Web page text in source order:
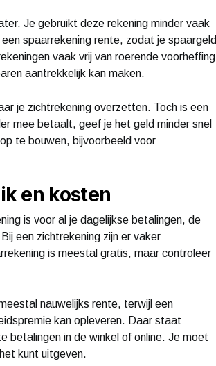
Je gebruikt deze rekening minder vaak
spaarrekening rente, zodat je spaargeld
vaak vrij van roerende voorheffing
aantrekkelijk kan maken.
je zichtrekening overzetten. Toch is een
mee betaalt, geef je het geld minder snel
te bouwen, bijvoorbeeld voor
en kosten
is voor al je dagelijkse betalingen, de
een zichtrekening zijn er vaker
is meestal gratis, maar controleer
nauwelijks rente, terwijl een
kan opleveren. Daar staat
betalingen in de winkel of online. Je moet
kunt uitgeven.